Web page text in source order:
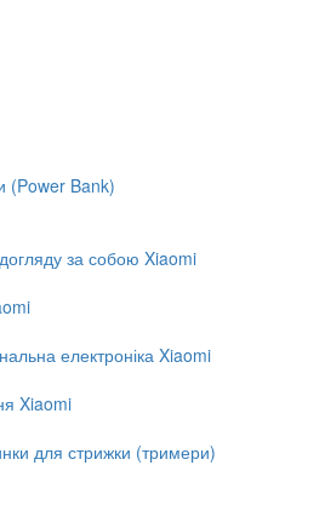
(Power Bank)
за собою Xiaomi
електроніка Xiaomi
Xiaomi
для стрижки (тримери)